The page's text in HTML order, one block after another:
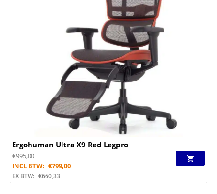
Ergohuman Ultra X9 Red Legpro
€995,00
INCL BTW: €799,00
EX BTW: €660,33